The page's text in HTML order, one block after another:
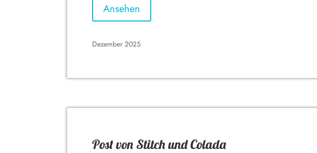
Ansehen
Dezember 2025
Post von Stitch und Colada